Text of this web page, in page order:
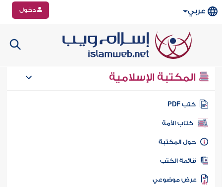
عربي دخول
المكتبة الإسلامية
كتب PDF
كتاب الأمة
المكتبة
الكتب